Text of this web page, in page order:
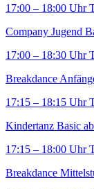
17:00 – 18:00 Uhr
Company Jugend
17:00 – 18:30 Uhr
Breakdance
17:15 – 18:15 Uhr
Kindertanz Basic
17:15 – 18:00 Uhr
Breakdance